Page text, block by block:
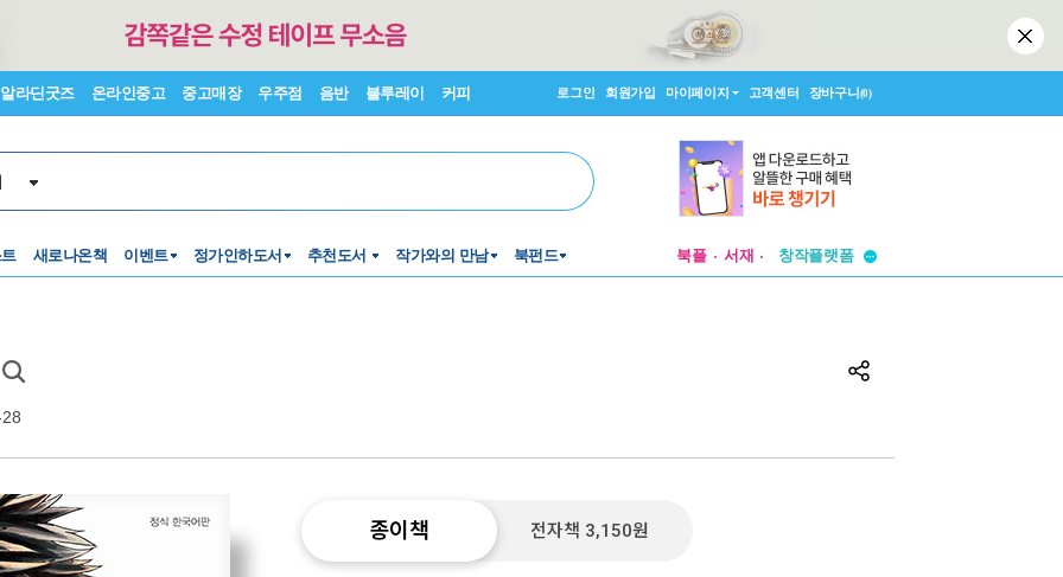
알라딘굿즈 온라인중고 중고매장 우주점 음반 블루레이 커피 로그인 회원가입 마이페이지 고객센터 장바구니(0)
새로나온책 이벤트 정가인하도서 추천도서 작가와의 만남 북펀드 북플 서재
창작플랫폼
종이책 전자책 3,150원